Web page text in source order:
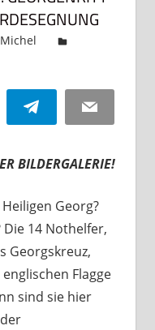
Telegram Email
BILDERGALERIE!
Georg?
14 Nothelfer,
Georgskreuz,
Flagge
sind sie hier